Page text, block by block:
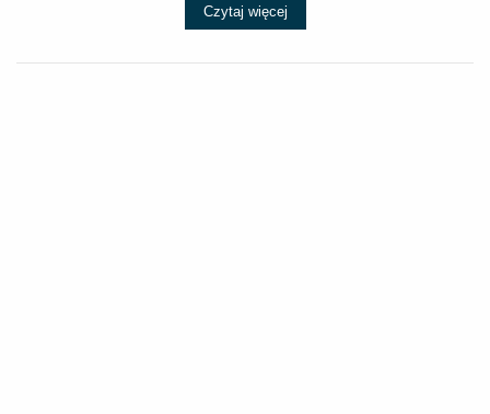
Czytaj więcej